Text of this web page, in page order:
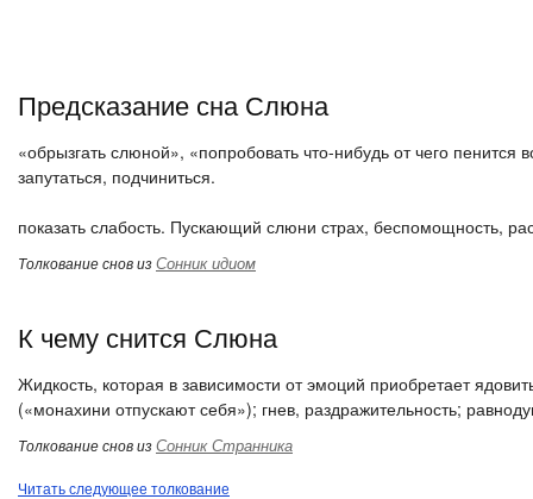
Предсказание сна Слюна
«обрызгать слюной», «попробовать что-нибудь от чего
запутаться, подчиниться.
показать слабость. Пускающий слюни страх, беспомощность,
Толкование снов изСонник идиом
К чему снится Слюна
Жидкость, которая в зависимости от эмоций приобретает
(«монахини отпускают себя»); гнев, раздражительность;
Толкование снов изСонник Странника
Читать следующее толкование